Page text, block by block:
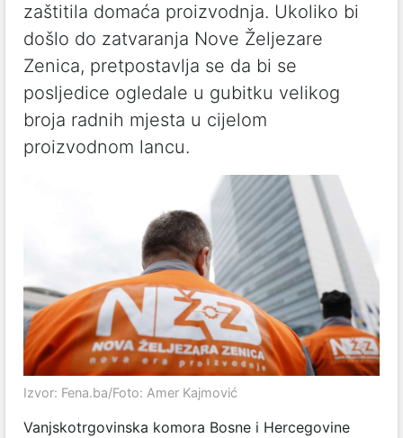
zaštitila domaća proizvodnja. Ukoliko bi
došlo do zatvaranja Nove Željezare
Zenica, pretpostavlja se da bi se
posljedice ogledale u gubitku velikog
broja radnih mjesta u cijelom
proizvodnom lancu.
Izvor: Fena.ba/Foto: Amer Kajmović
Vanjskotrgovinska komora Bosne i Hercegovine